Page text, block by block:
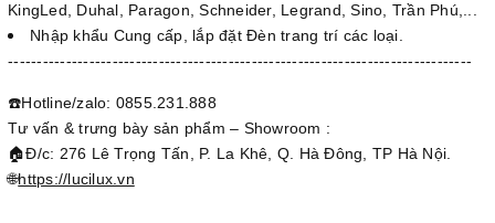
KingLed, Duhal, Paragon, Schneider, Legrand, Sino, Trần Phú,...
Nhập khẩu Cung cấp, lắp đặt Đèn trang trí các loại.
--------------------------------------------------------------------------------
☎️Hotline/zalo: 0855.231.888
Tư vấn & trưng bày sản phẩm – Showroom :
🏠Đ/c: 276 Lê Trọng Tấn, P. La Khê, Q. Hà Đông, TP Hà Nội.
🌐https://lucilux.vn